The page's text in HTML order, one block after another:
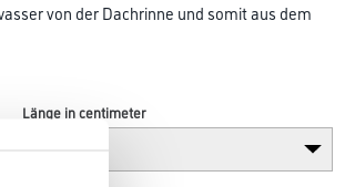
von der Dachrinne und somit aus dem
Länge in centimeter